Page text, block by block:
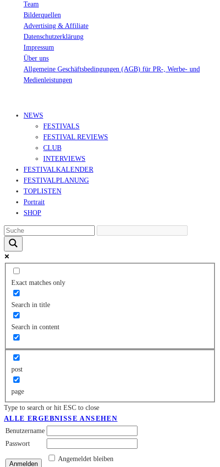
Team
Bilderquellen
Advertising & Affiliate
Datenschutzerklärung
Impressum
Über uns
Allgemeine Geschäftsbedingungen (AGB) für PR-, Werbe- und
Medienleistungen
NEWS
FESTIVALS
FESTIVAL REVIEWS
CLUB
INTERVIEWS
FESTIVALKALENDER
FESTIVALPLANUNG
TOPLISTEN
Portrait
SHOP
Exact matches only
Search in title
Search in content
post
page
Type to search or hit ESC to close
ALLE ERGEBNISSE ANSEHEN
Benutzername
Passwort
Angemeldet bleiben